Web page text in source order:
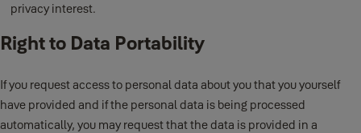
privacy interest.
Right to Data Portability
If you request access to personal data about you that you yourself
have provided and if the personal data is being processed
automatically, you may request that the data is provided in a